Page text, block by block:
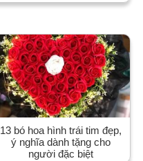
13 bó hoa hình trái tim đẹp,
ý nghĩa dành tặng cho
người đặc biệt